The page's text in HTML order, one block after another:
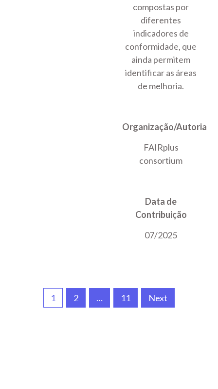
compostas por
diferentes
indicadores de
conformidade, que
ainda permitem
identificar as áreas
de melhoria.
Organização/Autoria
FAIRplus
consortium
Data de
Contribuição
07/2025
1 2 … 11 Next